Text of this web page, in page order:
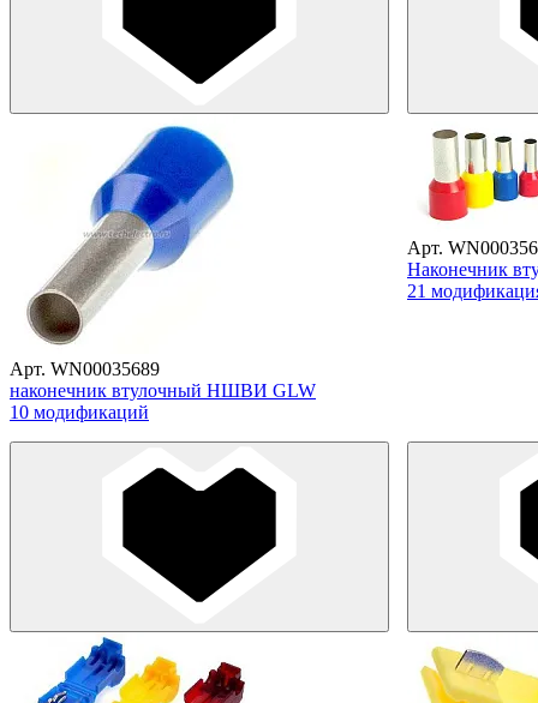
Арт. WN00035689
наконечник втулочный НШВИ GLW
10 модификаций
Арт.
Наконечник
21